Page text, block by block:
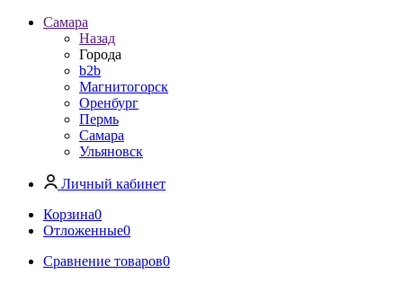
Самара
Назад
Города
b2b
Магнитогорск
Оренбург
Пермь
Самара
Ульяновск
Личный кабинет
Корзина0
Отложенные0
Сравнение товаров0